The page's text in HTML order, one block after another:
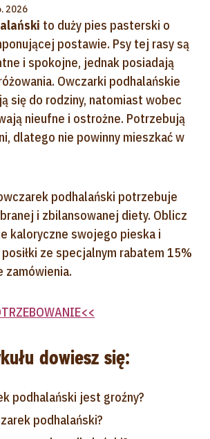
2026
to duży pies pasterski o
postawie. Psy tej rasy są
i spokojne, jednak posiadają
Owczarki podhalańskie
się do rodziny, natomiast wobec
nieufne i ostrożne. Potrzebują
dlatego nie powinny mieszkać w
podhalański potrzebuje
i zbilansowanej diety. Oblicz
kaloryczne swojego pieska i
ze specjalnym rabatem 15%
zamówienia.
dowiesz się:
podhalański jest groźny?
podhalański?